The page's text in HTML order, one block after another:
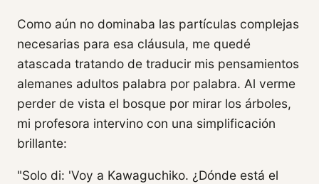
Como aún no dominaba las partículas complejas
necesarias para esa cláusula, me quedé
atascada tratando de traducir mis pensamientos
alemanes adultos palabra por palabra. Al verme
perder de vista el bosque por mirar los árboles,
mi profesora intervino con una simplificación
brillante:
"Solo di: 'Voy a Kawaguchiko. ¿Dónde está el